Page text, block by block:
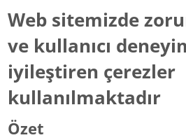
Web sitemizde
ve kullanıcı
iyileştiren çerezler
kullanılmaktadır
Özet